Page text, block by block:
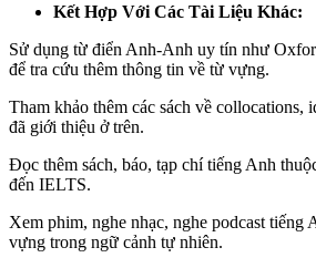
Kết Hợp Với Các Tài Liệu Khác:
Sử dụng từ điển Anh-Anh uy tín như
để tra cứu thêm thông tin về từ vựng.
Tham khảo thêm các sách về collocations,
đã giới thiệu ở trên.
Đọc thêm sách, báo, tạp chí tiếng Anh
đến IELTS.
Xem phim, nghe nhạc, nghe podcast tiếng
vựng trong ngữ cảnh tự nhiên.